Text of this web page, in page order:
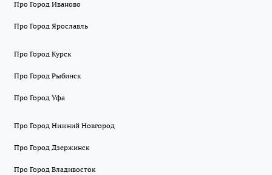
Про Город Иваново
Про Город Ярославль
Про Город Курск
Про Город Рыбинск
Про Город Уфа
Про Город Нижний Новгород
Про Город Дзержинск
Про Город Владивосток